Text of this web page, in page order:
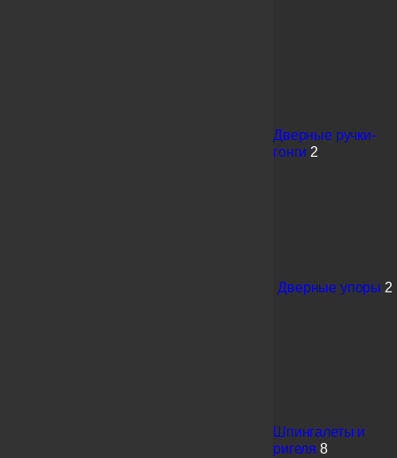
Дверные ручки-
гонги 2
Дверные упоры 2
Шпингалеты и
ригеля 8